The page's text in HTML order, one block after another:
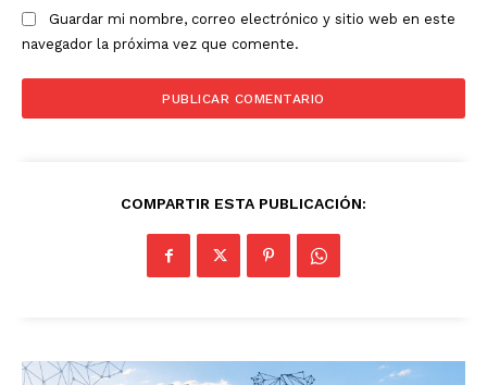
Guardar mi nombre, correo electrónico y sitio web en este
navegador la próxima vez que comente.
COMPARTIR ESTA PUBLICACIÓN: